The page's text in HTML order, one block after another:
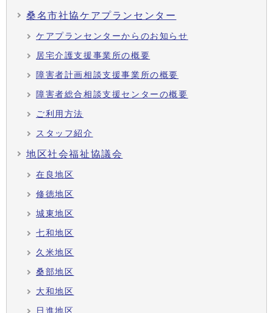
桑名市社協ケアプランセンター
ケアプランセンターからのお知らせ
居宅介護支援事業所の概要
障害者計画相談支援事業所の概要
障害者総合相談支援センターの概要
ご利用方法
スタッフ紹介
地区社会福祉協議会
在良地区
修徳地区
城東地区
七和地区
久米地区
桑部地区
大和地区
日進地区